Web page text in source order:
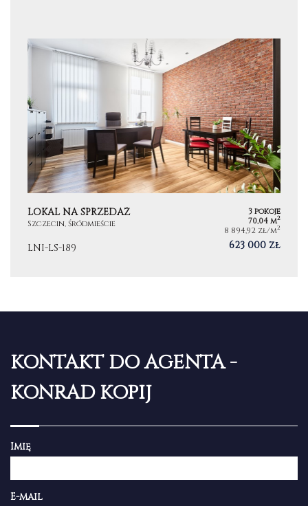
LOKAL NA SPRZEDAŻ
Szczecin, Śródmieście
3 pokoje
70,04 m2
8 894,92 zł/m2
LNI-LS-189 623 000 zł
KONTAKT DO AGENTA -
KONRAD KOPIJ
Imię
E-mail